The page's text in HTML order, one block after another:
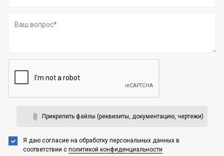
Прикрепить файлы (реквизиты, документацию, чертежи)
Я даю согласие на обработку персональных данных в
соответствии с политикой конфиденциальности